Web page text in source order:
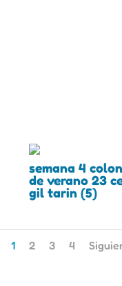
semana 4
de verano 23
gil tarin (5)
1 2 3 4